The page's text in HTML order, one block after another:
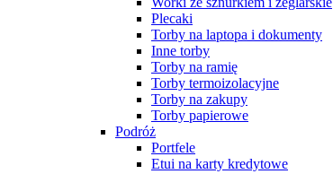
Plecaki
Torby na laptopa i dokumenty
Inne torby
Torby na ramię
Torby termoizolacyjne
Torby na zakupy
Torby papierowe
Podróż
Portfele
Etui na karty kredytowe